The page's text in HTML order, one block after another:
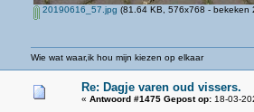
20190616_57.jpg (81.64 KB, 576x768 - bekeken
Wie wat waar,ik hou mijn kiezen op elkaar
Re: Dagje varen oud vissers.
« Antwoord #1475 Gepost op: 18-03-